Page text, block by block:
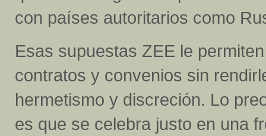
con países autoritarios como
Esas supuestas ZEE le
contratos y convenios sin
hermetismo y discreción. Lo
es que se celebra justo en una